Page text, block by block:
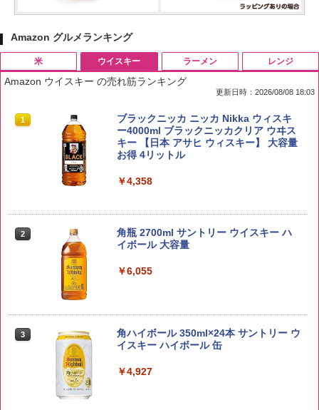
Amazon グルメランキング
米
1 by Amazon 国産ブレンド米 精米 5kg
￥2,650
kg 業務用 お米マイスターブレンド
5kg 長野県産 令和7年産
ウイスキー
Amazon ウイスキー の売れ筋ランキング
更新日時：2026/08/08 18:03
1
ブラックニッカ ニッカ Nikka ウィスキ
ー4000ml ブラックニッカクリア ウヰス
キー 【日本 アサヒ ウィスキー】 大容量
お得 4リットル
￥4,358
2
角瓶 2700ml サントリー ウイスキー ハ
イボール 大容量
￥6,055
3
角ハイボール 350ml×24本 サントリー ウ
イスキー ハイボール 缶
￥4,927
ラーメン レンジ